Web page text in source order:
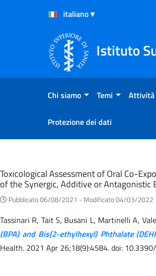
Salta al Contenuto
Salta al Footer
Istituto
Chi siamo Temi Attività
Protezione dei dati
Eventi
Toxicological Assessment of Oral Co-
of the Synergic, Additive or Antagonistic
Pubblicato 06/08/2021 - Modificato 04/03/2022
Tassinari R, Tait S, Busani L, Martinelli A,
(BPA) and Bis(2-ethylhexyl) Phthalate
Health. 2021 Apr 26;18(9):4584. doi: